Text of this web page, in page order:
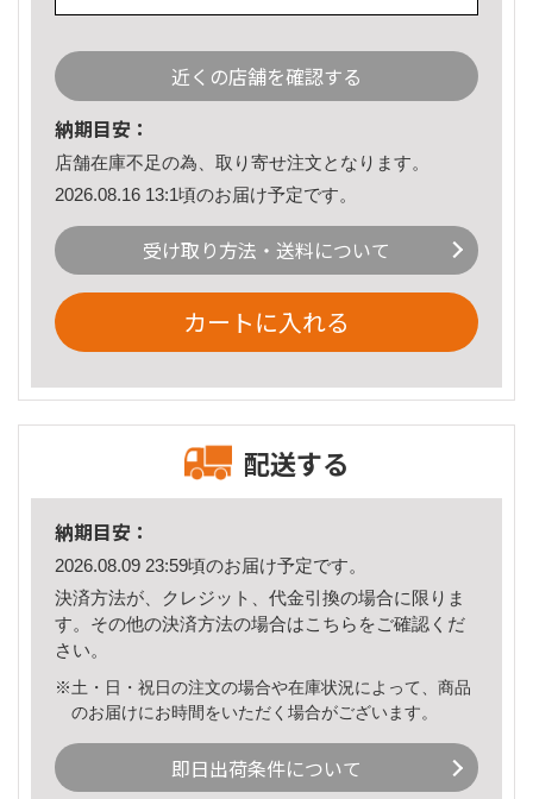
近くの店舗を確認する
納期目安：
店舗在庫不足の為、取り寄せ注文となります。
2026.08.16 13:1頃のお届け予定です。
受け取り方法・送料について
カートに入れる
配送する
納期目安：
2026.08.09 23:59頃のお届け予定です。
決済方法が、クレジット、代金引換の場合に限りま
す。その他の決済方法の場合はこちら をご確認くだ
さい。
※土・日・祝日の注文の場合や在庫状況によって、商品
のお届けにお時間をいただく場合がございます。
即日出荷条件について